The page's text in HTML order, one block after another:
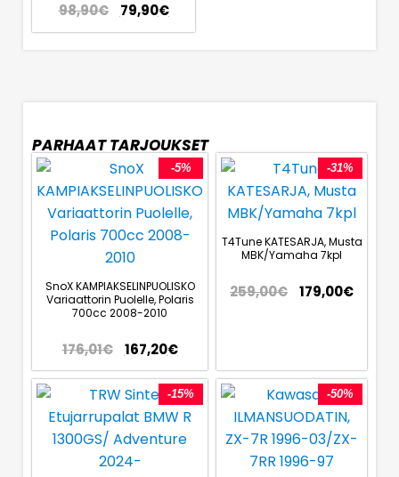
98,90€ 79,90€
PARHAAT TARJOUKSET
-5%
SnoX KAMPIAKSELINPUOLISKO
Variaattorin Puolelle, Polaris
700cc 2008-2010
176,01€ 167,20€
-31%
T4Tune KATESARJA, Musta
MBK/Yamaha 7kpl
259,00€ 179,00€
-15% -50%